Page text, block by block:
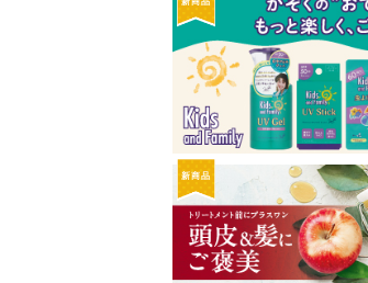
新商品